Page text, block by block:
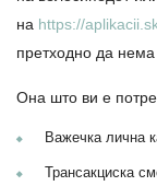
на https://
претходно да нема
Она што ви е
Важечка лична
Трансакциска